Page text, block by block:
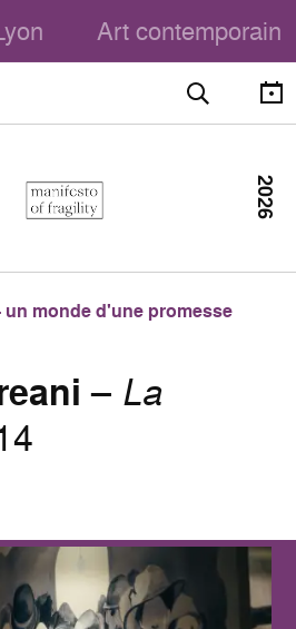
Art contemporain
monde d'une promesse
– La
2026